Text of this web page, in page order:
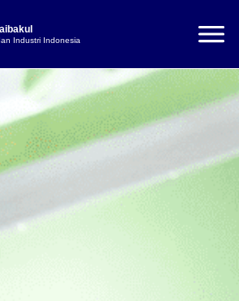
Industri Indonesia